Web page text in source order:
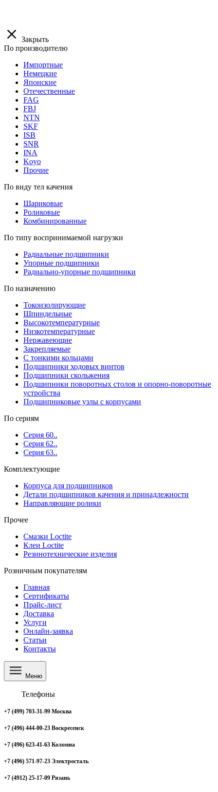
Закрыть
По производителю
Импортные
Немецкие
Японские
Отечественные
FAG
FBJ
NTN
SKF
ISB
SNR
INA
Koyo
Прочие
По виду тел качения
Шариковые
Роликовые
Комбинированные
По типу воспринимаемой нагрузки
Радиальные подшипники
Упорные подшипники
Радиально-упорные подшипники
По назначению
Токоизолирующие
Шпиндельные
Высокотемпературные
Низкотемпературные
Нержавеющие
Закрепляемые
С тонкими кольцами
Подшипники ходовых винтов
Подшипники скольжения
Подшипники поворотных столов и опорно-поворотные
устройства
Подшипниковые узлы с корпусами
По сериям
Серия 60..
Серия 62..
Серия 63..
Комплектующие
Корпуса для подшипников
Детали подшипников качения и принадлежности
Направляющие ролики
Прочее
Смазки Loctite
Клеи Loctite
Резинотехнические изделия
Розничным покупателям
Главная
Сертификаты
Прайс-лист
Доставка
Услуги
Онлайн-заявка
Статьи
Контакты
Меню
Телефоны
+7 (499) 703-31-99 Москва
+7 (496) 444-00-23 Воскресенск
+7 (496) 623-41-63 Коломна
+7 (496) 571-97-23 Электросталь
+7 (4912) 25-17-09 Рязань